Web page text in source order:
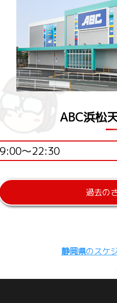
ABC浜松
9:00～22:30
過去の
静岡県のスケ